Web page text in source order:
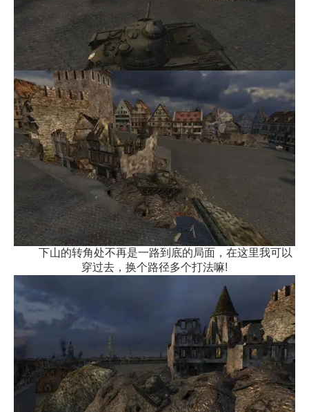
下山的转角处不再是一路到底的局面，在这里我可以
穿过去，换个路径多个打法嘛!